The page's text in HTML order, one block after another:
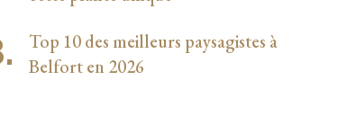
Top 10 des meilleurs paysagistes à
Belfort en 2026